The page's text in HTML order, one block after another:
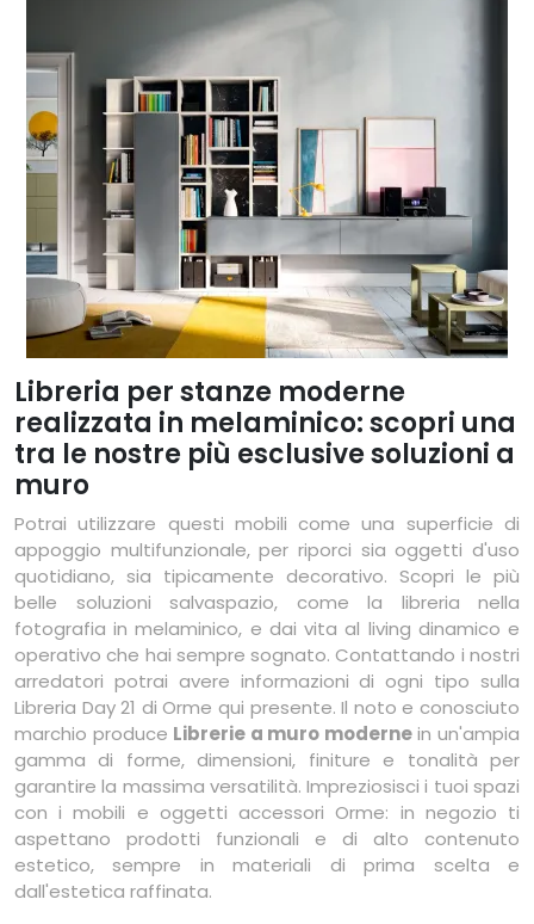
Libreria per stanze moderne
realizzata in melaminico: scopri una
tra le nostre più esclusive soluzioni a
muro
Potrai utilizzare questi mobili come una superficie di
appoggio multifunzionale, per riporci sia oggetti d'uso
quotidiano, sia tipicamente decorativo. Scopri le più
belle soluzioni salvaspazio, come la libreria nella
fotografia in melaminico, e dai vita al living dinamico e
operativo che hai sempre sognato. Contattando i nostri
arredatori potrai avere informazioni di ogni tipo sulla
Libreria Day 21 di Orme qui presente. Il noto e conosciuto
marchio produce Librerie a muro modernein un'ampia
gamma di forme, dimensioni, finiture e tonalità per
garantire la massima versatilità. Impreziosisci i tuoi spazi
con i mobili e oggetti accessori Orme: in negozio ti
aspettano prodotti funzionali e di alto contenuto
estetico, sempre in materiali di prima scelta e
dall'estetica raffinata.